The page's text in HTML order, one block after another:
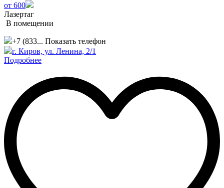
от 600
Лазертаг
В помещении
+7 (833... Показать телефон
г. Киров, ул. Ленина, 2/1
Подробнее